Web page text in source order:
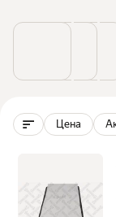
Цена